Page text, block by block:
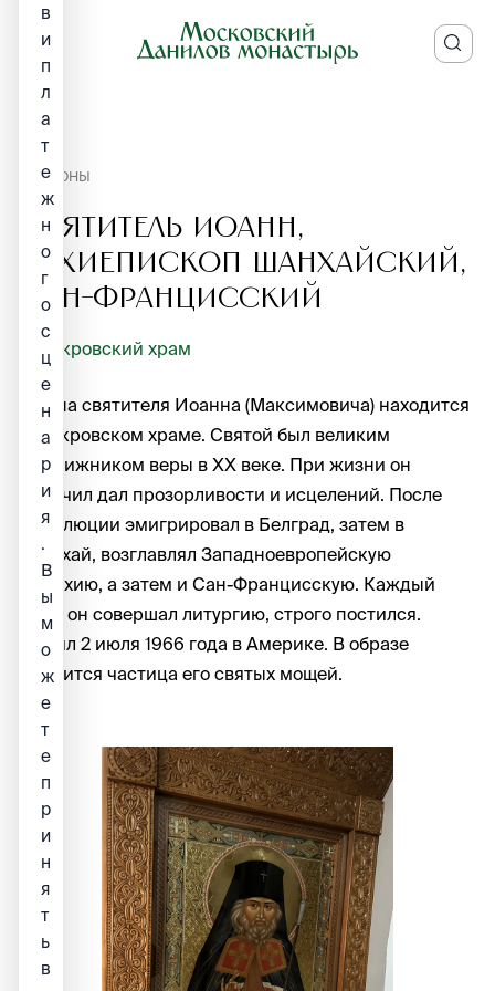
ИКОНЫ
Святитель Иоанн,
архиепископ Шанхайский,
Сан-Францисский
Покровский храм
Икона святителя Иоанна (Максимовича) находится
в Покровском храме. Святой был великим
подвижником веры в ХХ веке. При жизни он
получил дал прозорливости и исцелений. После
революции эмигрировал в Белград, затем в
Шанхай, возглавлял Западноевропейскую
епархию, а затем и Сан-Францисскую. Каждый
день он совершал литургию, строго постился.
Почил 2 июля 1966 года в Америке. В образе
покоится частица его святых мощей.
в
и
п
л
а
т
е
ж
н
о
г
о
с
ц
е
н
а
р
и
я
.
В
ы
м
о
ж
е
т
е
п
р
и
н
я
т
ь
в